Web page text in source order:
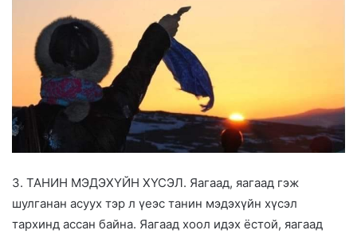
3. ТАНИН МЭДЭХҮЙН ХҮСЭЛ. Яагаад, яагаад гэж
шулганан асуух тэр л үеэс танин мэдэхүйн хүсэл
тархинд ассан байна. Яагаад хоол идэх ёстой, яагаад